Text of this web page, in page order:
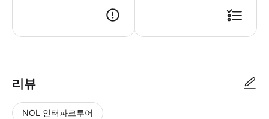
리뷰
NOL 인터파크투어